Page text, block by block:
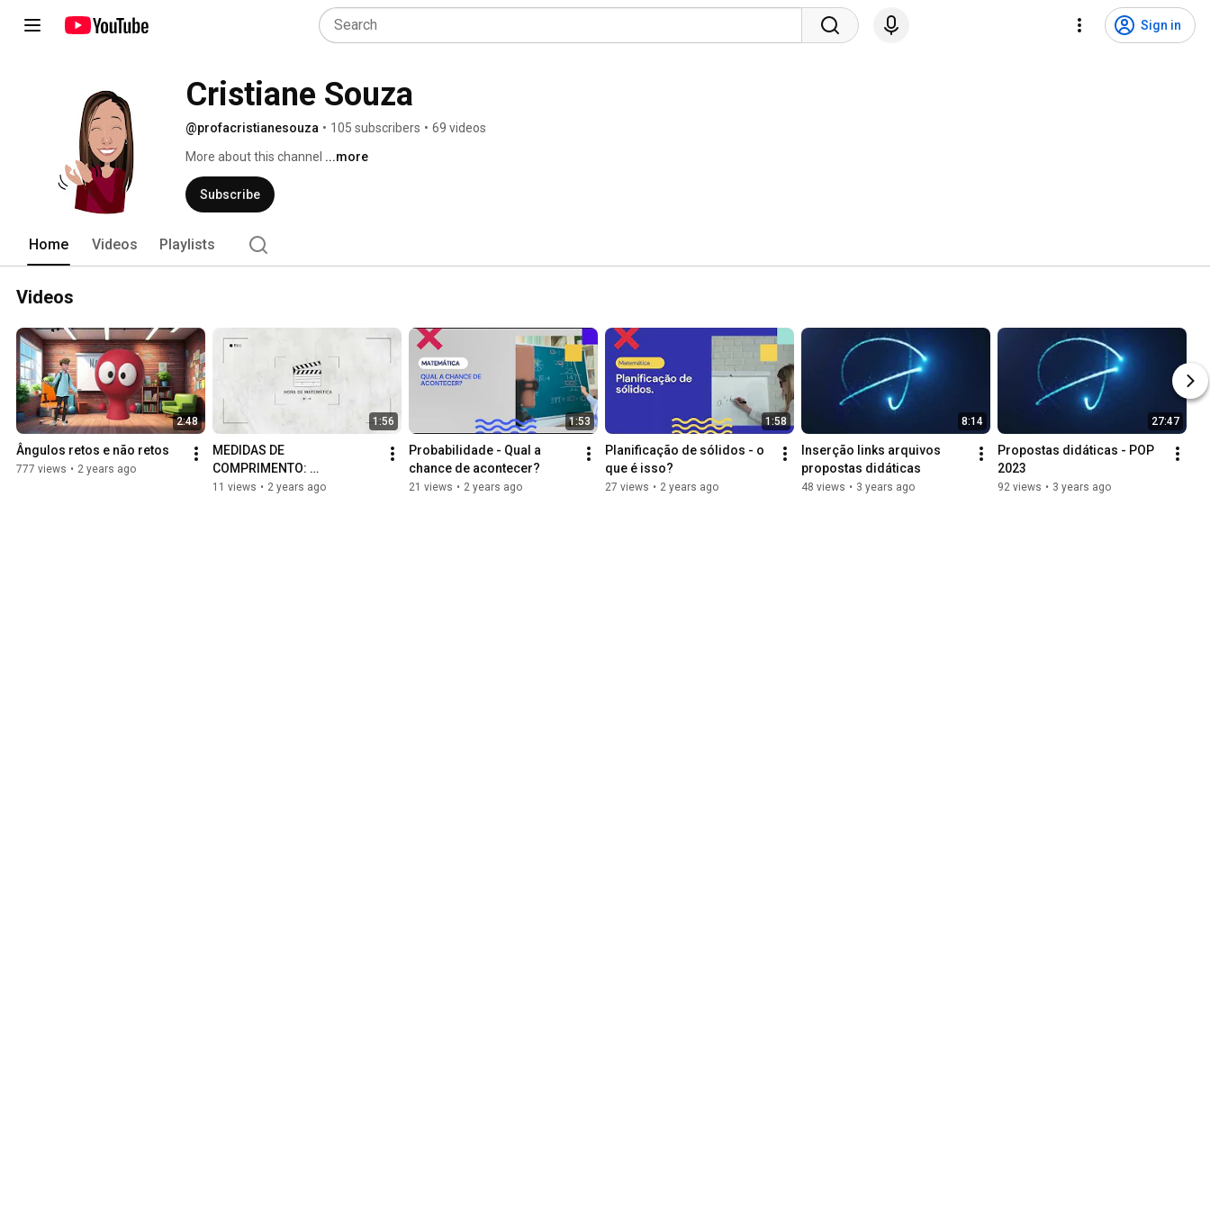
Sign in
Cristiane Souza
@profacristianesouza • 105 subscribers • 69 videos
More about this channel ...more
Subscribe
Home Videos Playlists
Videos
2:48
Ângulos retos e não retos
777 views • 2 years ago
1:56
MEDIDAS DE
COMPRIMENTO:
CENTÍMETRO, METRO E
11 views • 2 years ago
1:53
Probabilidade - Qual a
chance de acontecer?
21 views • 2 years ago
1:58
Planificação de sólidos - o
que é isso?
27 views • 2 years ago
8:14
Inserção links arquivos
propostas didáticas
48 views • 3 years ago
27:47
Propostas didáticas - POP
2023
92 views • 3 years ago